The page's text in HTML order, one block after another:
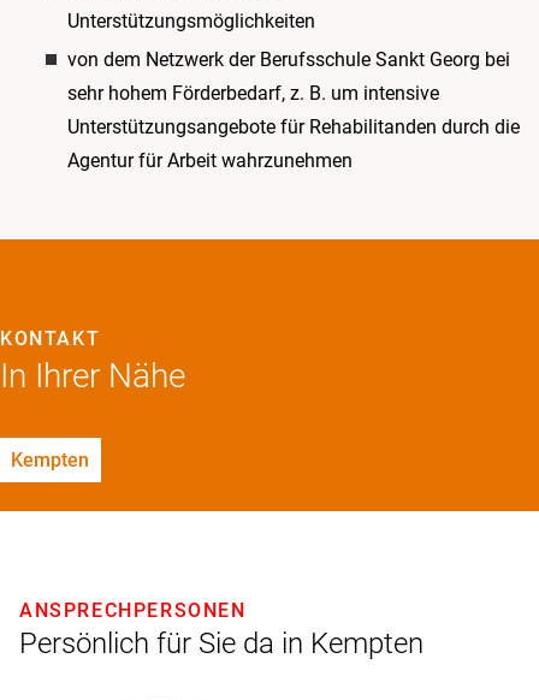
Unterstützungsmöglichkeiten
von dem Netzwerk der Berufsschule Sankt Georg bei
sehr hohem Förderbedarf, z. B. um intensive
Unterstützungsangebote für Rehabilitanden durch die
Agentur für Arbeit wahrzunehmen
In Ihrer Nähe
KONTAKT
Kempten
Persönlich für Sie da in Kempten
ANSPRECHPERSONEN